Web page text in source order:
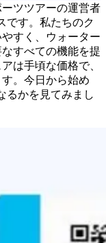
ツツアーの運営者
です。私たちのク
すく、ウォーター
すべての機能を提
は手頃な価格で、
。今日から始め
るかを見てみまし